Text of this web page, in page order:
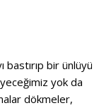
bastırıp bir ünlüyü
yok da
dökmeler,